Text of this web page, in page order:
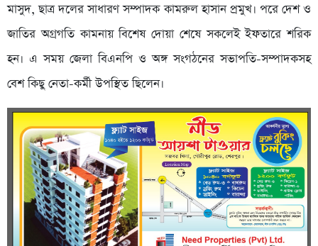
মাসুদ, ছাত্র দলের সাধারণ সম্পাদক কামরুল হাসান প্রমুখ। পরে দেশ ও
জাতির অগ্রগতি কামনায় বিশেষ দোয়া শেষে সকলেই ইফতারে শরিক
হন। এ সময় জেলা বিএনপি ও অঙ্গ সংগঠনের সভাপতি-সম্পাদকসহ
বেশ কিছু নেতা-কর্মী উপস্থিত ছিলেন।